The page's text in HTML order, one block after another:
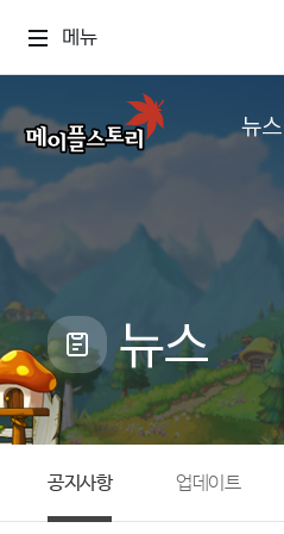
메뉴
뉴스
공지사항
업데이트
캐시샵
메이플 알
with
뉴스
공지사항 업데이트